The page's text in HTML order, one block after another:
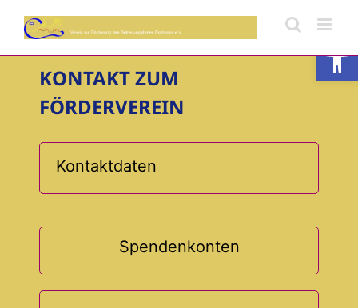
Skip
contentKONTAKT ZUM
FÖRDERVEREIN
Kontaktdaten
Spendenkonten